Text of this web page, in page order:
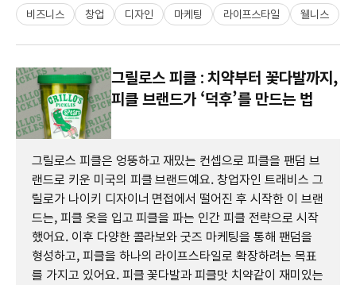
비즈니스 창업 디자인 마케팅 라이프스타일 웰니스
그릴로스 피클 : 치약부터 꽃다발까지,
피클 브랜드가 ‘덕후’를 만드는 법
그릴로스 피클은 엉뚱하고 재밌는 컨셉으로 피클을 팬덤 브
랜드로 키운 미국의 피클 브랜드예요. 창업자인 트래비스 그
릴로가 나이키 디자이너 면접에서 떨어진 후 시작한 이 브랜
드는, 피클 옷을 입고 피클을 파는 인간 피클 전략으로 시작
했어요. 이후 다양한 콜라보와 굿즈 마케팅을 통해 팬덤을
형성하고, 피클을 하나의 라이프스타일로 확장하려는 목표
를 가지고 있어요. 피클 꽃다발과 피클맛 치약같이 재미있는